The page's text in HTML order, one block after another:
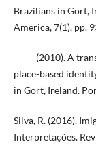
Brazilians in Gort,
America, 7(1), pp.
_____ (2010). A
place-based
in Gort, Ireland.
Silva, R. (2016).
Interpretações.